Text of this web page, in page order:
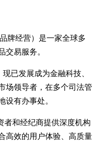
牌经营）是一家全球多
易服务。
已发展成为金融科技、
场领导者，在多个司法管
有办事处。
者和经纪商提供深度机构
高效的用户体验、高质量